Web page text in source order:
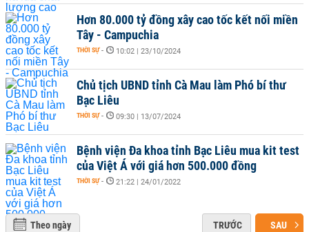
Hơn 80.000 tỷ đồng xây cao tốc kết nối miền
Tây - Campuchia
THỜI SỰ - 10:02 | 23/10/2024
Chủ tịch UBND tỉnh Cà Mau làm Phó bí thư
Bạc Liêu
THỜI SỰ - 09:30 | 13/07/2024
Bệnh viện Đa khoa tỉnh Bạc Liêu mua kit test
của Việt Á với giá hơn 500.000 đồng
THỜI SỰ - 21:22 | 24/01/2022
Theo ngày TRƯỚC SAU